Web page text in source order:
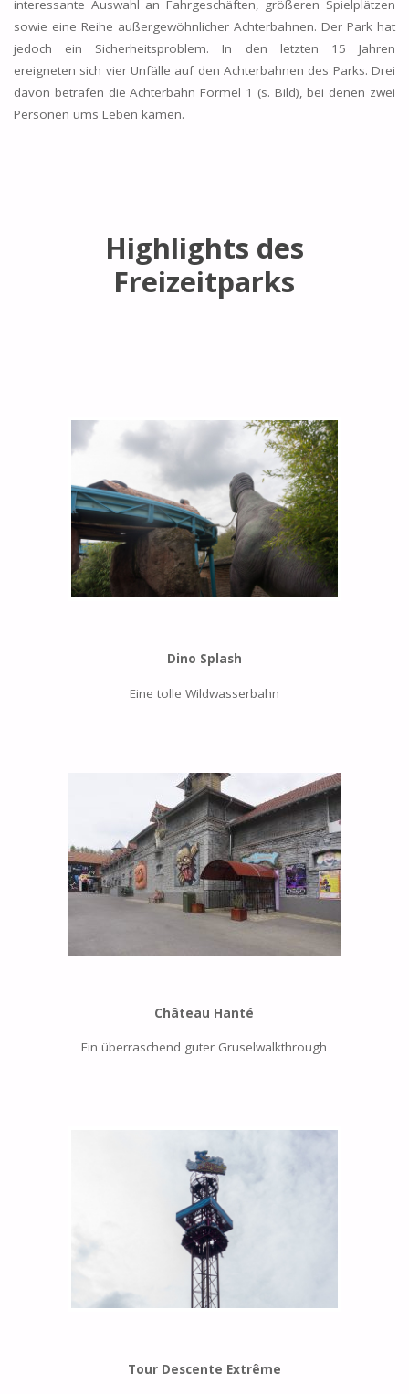
interessante Auswahl an Fahrgeschäften, größeren Spielplätzen
sowie eine Reihe außergewöhnlicher Achterbahnen. Der Park hat
jedoch ein Sicherheitsproblem. In den letzten 15 Jahren
ereigneten sich vier Unfälle auf den Achterbahnen des Parks. Drei
davon betrafen die Achterbahn Formel 1 (s. Bild), bei denen zwei
Personen ums Leben kamen.
Highlights des
Freizeitparks
Dino Splash
Eine tolle Wildwasserbahn
Château Hanté
Ein überraschend guter Gruselwalkthrough
Tour Descente Extrême